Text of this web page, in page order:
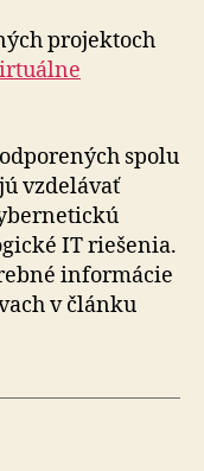
projektoch
spolu
vzdelávať
IT riešenia.
informácie
v článku